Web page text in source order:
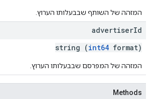
המזהה של השותף שבבעלותו הערוץ.
advertiserId
string (int64 format)
המזהה של המפרסם שבבעלותו הערוץ.
Methods